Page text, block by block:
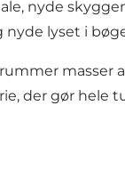
nyde
lyset i
masser
der gør hele